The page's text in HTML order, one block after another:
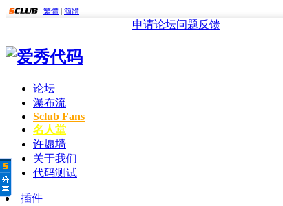
繁體 | 簡體
申请论坛问题反馈
论坛
瀑布流
Sclub Fans
名人堂
许愿墙
关于我们
代码测试
插件